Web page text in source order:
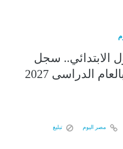
الابتدائي.. سجل
الدراسى 2027
مصر اليوم تبليغ